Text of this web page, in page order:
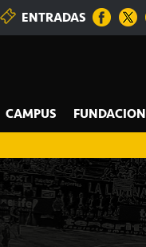
ENTRADAS
CAMPUS FUNDACION